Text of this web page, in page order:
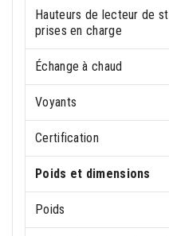
Hauteurs de lecteur de
prises en charge
Échange à chaud
Voyants
Certification
Poids et dimensions
Poids